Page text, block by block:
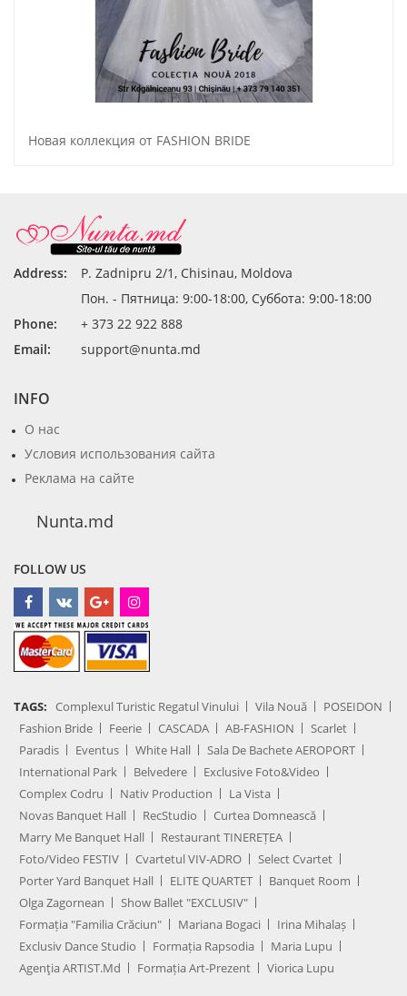
Новая коллекция от FASHION BRIDE
Address:
P. Zadnipru 2/1, Chisinau, Moldova
Пон. - Пятница: 9:00-18:00, Суббота: 9:00-18:00
Phone:
+ 373 22 922 888
Email:
support@nunta.md
INFO
О нас
Условия использования сайта
Реклама на сайте
Nunta.md
FOLLOW US
TAGS: Complexul Turistic Regatul Vinului Vila Nouă
POSEIDON
Fashion Bride
Feerie CASCADA AB-FASHION
Scarlet
Paradis
Eventus White Hall
Sala De Bachete AEROPORT
International Park
Belvedere
Exclusive Foto&Video
Complex Codru
Nativ Production
La Vista
Novas Banquet Hall
RecStudio
Curtea Domnească
Marry Me Banquet Hall
Restaurant TINEREȚEA
Foto/Video FESTIV
Cvartetul VIV-ADRO
Select Cvartet
Porter Yard Banquet Hall
ELITE QUARTET
Banquet Room
Olga Zagornean
Show Ballet "EXCLUSIV"
Formația "Familia Crăciun"
Mariana Bogaci
Irina Mihalaș
Exclusiv Dance Studio
Formația Rapsodia
Maria Lupu
Agenţia ARTIST.md
Formația Art-Prezent Viorica Lupu